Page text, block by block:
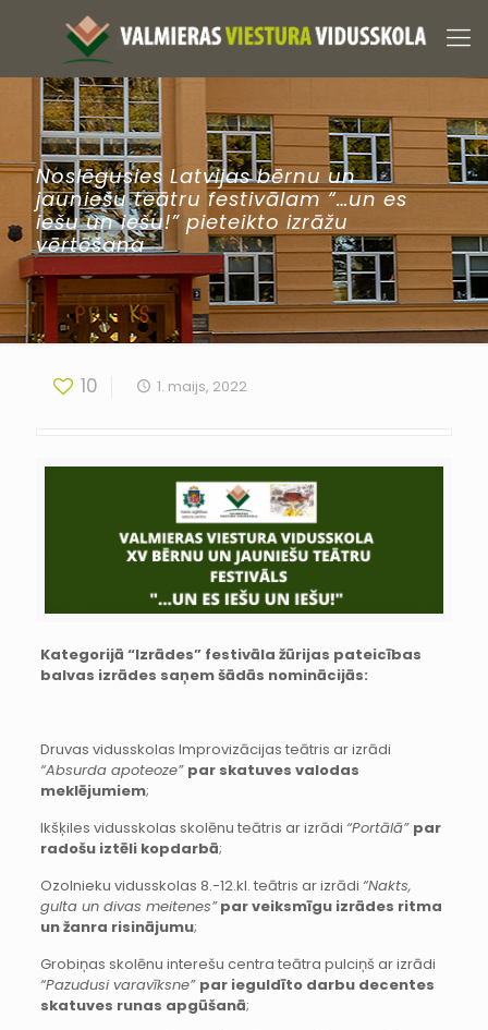
Noslēgusies Latvijas bērnu un
jauniešu teātru festivālam “…un es
iešu un iešu!” pieteikto izrāžu
vērtēšana
10 1. maijs, 2022
Kategorijā “Izrādes” festivāla žūrijas pateicības
balvas izrādes saņem šādās nominācijās:
Druvas vidusskolas Improvizācijas teātris ar izrādi
“Absurda apoteoze” par skatuves valodas
meklējumiem;
Ikšķiles vidusskolas skolēnu teātris ar izrādi “Portālā” par
radošu iztēli kopdarbā;
Ozolnieku vidusskolas 8.-12.kl. teātris ar izrādi “Nakts,
gulta un divas meitenes” par veiksmīgu izrādes ritma
un žanra risinājumu;
Grobiņas skolēnu interešu centra teātra pulciņš ar izrādi
“Pazudusi varavīksne” par ieguldīto darbu decentes
skatuves runas apgūšanā;